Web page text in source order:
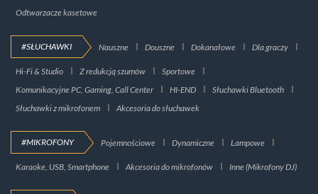
Odtwarzacze kasetowe
#SŁUCHAWKI Nauszne Douszne Dokanałowe Dla graczy
Hi-Fi & Studio Z redukcją szumów
Sportowe
Komunikacyjne PC, Gaming, Call Center
HI-END
Słuchawki Bluetooth
Słuchawki z mikrofonem
Akcesoria do słuchawek
#MIKROFONY Pojemnościowe Dynamiczne Lampowe
Karaoke, USB, Smartphone Akcesoria do mikrofonów Inne (Mikrofony DJ)